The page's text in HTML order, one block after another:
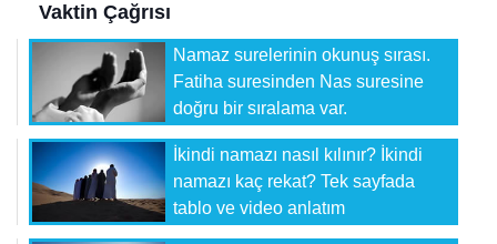
Vaktin Çağrısı
Namaz surelerinin okunuş sırası.
Fatiha suresinden Nas suresine
doğru bir sıralama var.
İkindi namazı nasıl kılınır? İkindi
namazı kaç rekat? Tek sayfada
tablo ve video anlatım